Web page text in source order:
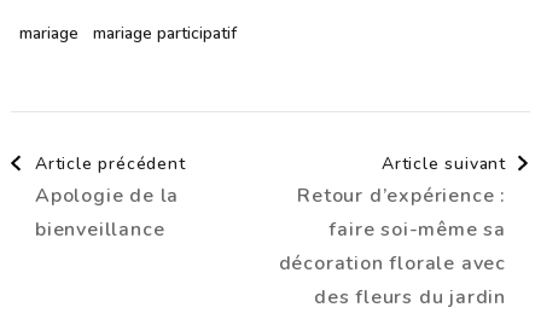
mariage mariage participatif
Navigation
d'article
Article précédent
Apologie de la
bienveillance
Article suivant
Retour d’expérience :
faire soi-même sa
décoration florale avec
des fleurs du jardin